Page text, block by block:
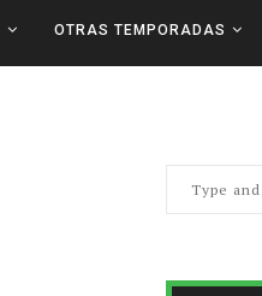
OTRAS TEMPORADAS